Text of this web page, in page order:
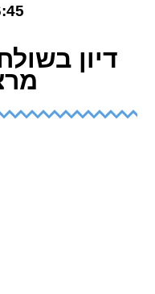
15:45
דיון